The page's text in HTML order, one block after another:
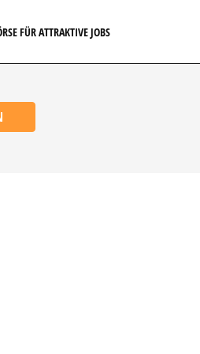
FÜR ATTRAKTIVE JOBS